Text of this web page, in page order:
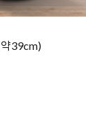
39cm)